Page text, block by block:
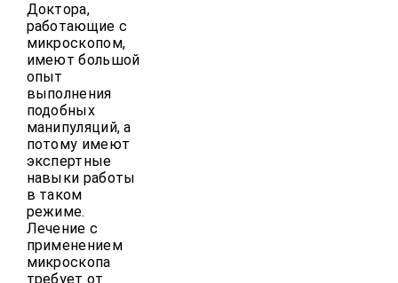
Доктора,
работающие с
микроскопом,
имеют большой
опыт
выполнения
подобных
манипуляций, а
потому имеют
экспертные
навыки работы
в таком
режиме.
Лечение с
применением
микроскопа
требует от